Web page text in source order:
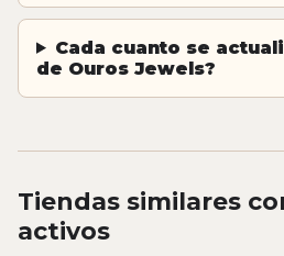
Cada cuanto se
de Ouros Jewels?
Tiendas similares
activos